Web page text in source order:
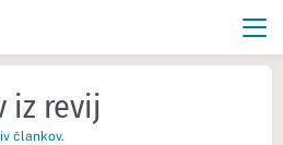
iz revij
člankov.